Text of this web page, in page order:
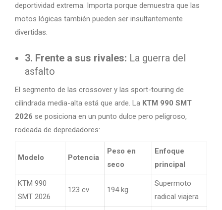
deportividad extrema. Importa porque demuestra que las
motos lógicas también pueden ser insultantemente
divertidas.
3. Frente a sus rivales: La guerra del
asfalto
El segmento de las crossover y las sport-touring de
cilindrada media-alta está que arde. La KTM 990 SMT
2026 se posiciona en un punto dulce pero peligroso,
rodeada de depredadores:
Modelo Potencia
Peso en
seco
Enfoque
principal
KTM 990
SMT 2026
123 cv 194 kg
Supermoto
radical viajera